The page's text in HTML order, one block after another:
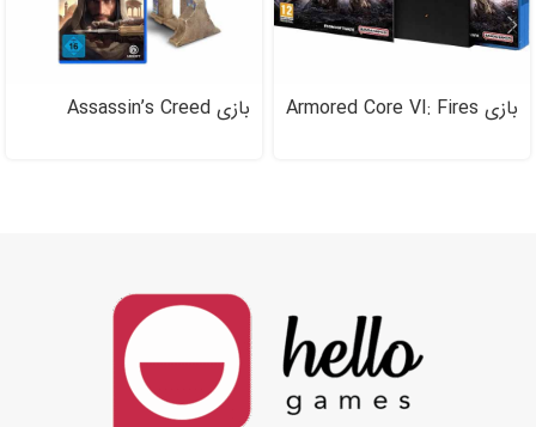
بازی Armored Core VI: Fires
بازی Assassin’s Creed